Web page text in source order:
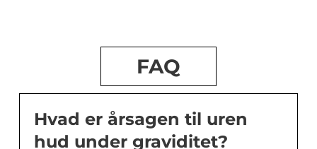
FAQ
Hvad er årsagen til uren
hud under graviditet?